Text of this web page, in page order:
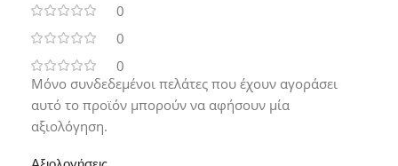
0
0
0
Μόνο συνδεδεμένοι πελάτες που έχουν αγοράσει
αυτό το προϊόν μπορούν να αφήσουν μία
αξιολόγηση.